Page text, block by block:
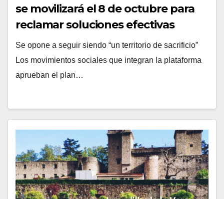
se movilizará el 8 de octubre para
reclamar soluciones efectivas
contra los incendios forestales
Se opone a seguir siendo “un territorio de sacrificio”
Los movimientos sociales que integran la plataforma
aprueban el plan…